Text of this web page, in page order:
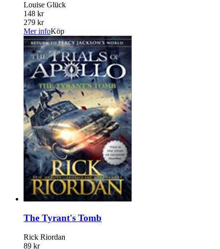
Louise Glück
148 kr
279 kr
Mer infoKöp
The Tyrant's Tomb
Rick Riordan
89 kr